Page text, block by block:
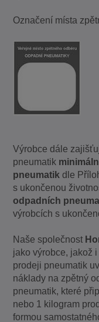
Označení místa
Výrobce dále
pneumatik
pneumatik dle
s ukončenou
odpadních
výrobcích s
Naše společnost
jako výrobce, jakož
prodeji pneumatik
náklady na zpětný
pneumatik, které
nebo 1 kilogram
formou